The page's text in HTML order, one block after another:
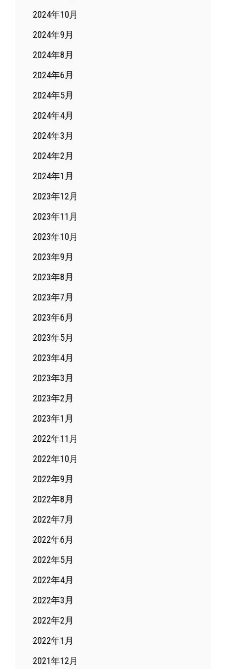
2024年10月
2024年9月
2024年8月
2024年6月
2024年5月
2024年4月
2024年3月
2024年2月
2024年1月
2023年12月
2023年11月
2023年10月
2023年9月
2023年8月
2023年7月
2023年6月
2023年5月
2023年4月
2023年3月
2023年2月
2023年1月
2022年11月
2022年10月
2022年9月
2022年8月
2022年7月
2022年6月
2022年5月
2022年4月
2022年3月
2022年2月
2022年1月
2021年12月